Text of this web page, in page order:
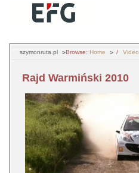
szymonruta.pl Browse: Home Video
Rajd Warmiński 2010